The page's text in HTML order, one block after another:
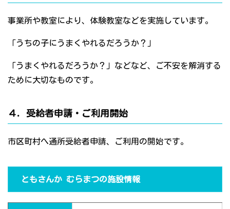
事業所や教室により、体験教室などを実施しています。
「うちの子にうまくやれるだろうか？」
「うまくやれるだろうか？」などなど、ご不安を解消する
ために大切なものです。
４．受給者申請・ご利用開始
市区町村へ通所受給者申請、ご利用の開始です。
ともさんか むらまつの施設情報